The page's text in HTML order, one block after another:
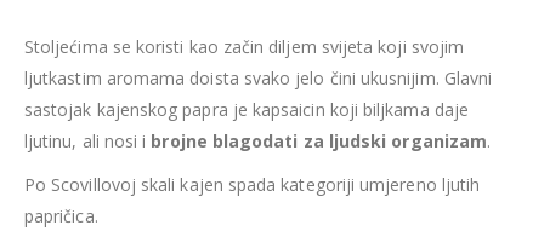
Stoljećima se koristi kao začin diljem svijeta koji svojim
ljutkastim aromama doista svako jelo čini ukusnijim. Glavni
sastojak kajenskog papra je kapsaicin koji biljkama daje
ljutinu, ali nosi i brojne blagodati za ljudski organizam.
Po Scovillovoj skali kajen spada kategoriji umjereno ljutih
papričica.